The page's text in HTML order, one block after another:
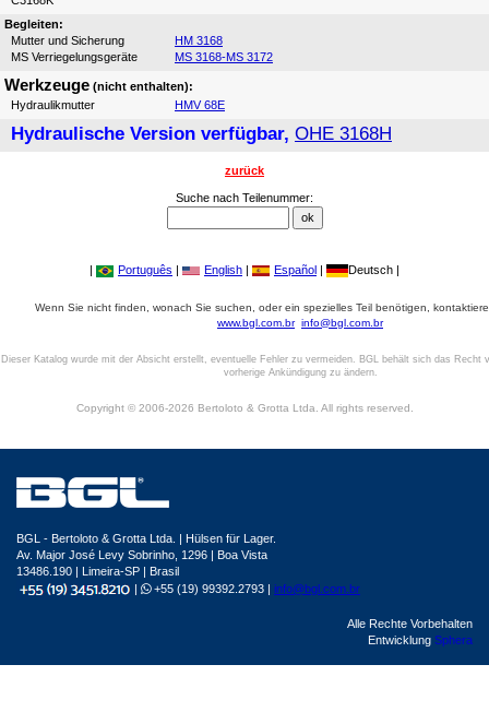
Begleiten:
Mutter und Sicherung
HM 3168
MS Verriegelungsgeräte
MS 3168-MS 3172
Werkzeuge (nicht enthalten):
Hydraulikmutter
HMV 68E
Hydraulische Version verfügbar, OHE 3168H
zurück
Suche nach Teilenummer:
| Português | English | Español | Deutsch |
Wenn Sie nicht finden, wonach Sie suchen, oder ein spezielles Teil benötigen,
www.bgl.com.br info@bgl.com.br
Dieser Katalog wurde mit der Absicht erstellt, eventuelle Fehler zu vermeiden. BGL behält sich das Recht
vorherige Ankündigung zu ändern.
Copyright © 2006-2026 Bertoloto & Grotta Ltda. All rights reserved.
BGL - Bertoloto & Grotta Ltda. | Hülsen für Lager.
Av. Major José Levy Sobrinho, 1296 | Boa Vista
13486.190 | Limeira-SP | Brasil
|
+55 (19) 99392.2793 | info@bgl.com.br
Alle Rechte Vorbehalten
Entwicklung Sphera